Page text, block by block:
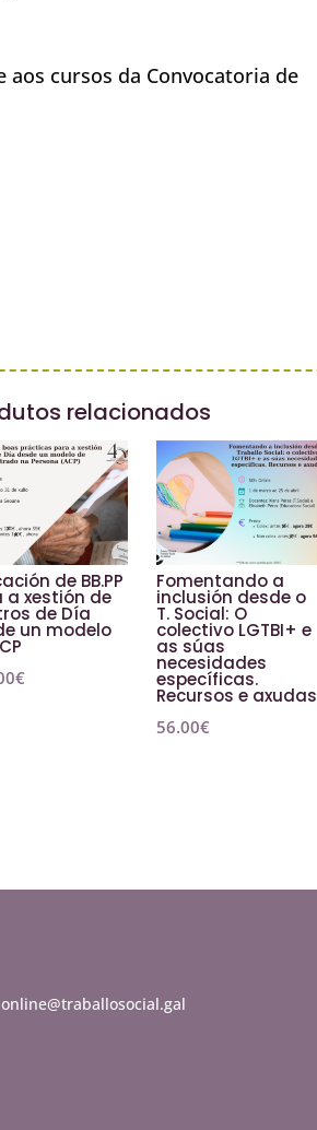
aos cursos da Convocatoria de
relacionados
de BB.PP
a xestión de
de Día
un modelo
€
Fomentando a
inclusión desde o
T. Social: O
colectivo LGTBI+ e
as súas
necesidades
específicas.
Recursos e axudas
56.00€